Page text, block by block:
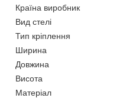
Країна виробник
Вид стелі
Тип кріплення
Ширина
Довжина
Висота
Матеріал